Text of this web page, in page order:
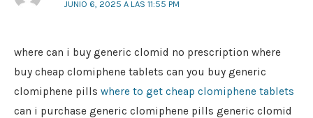
JUNIO 6, 2025 A LAS 11:55 PM
where can i buy generic clomid no prescription where
buy cheap clomiphene tablets can you buy generic
clomiphene pills where to get cheap clomiphene tablets
can i purchase generic clomiphene pills generic clomid